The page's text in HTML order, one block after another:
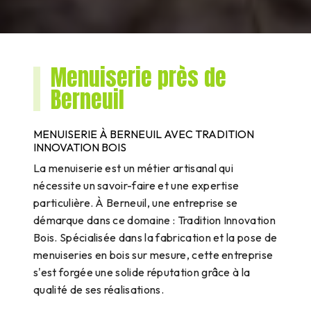
Menuiserie près de
Berneuil
MENUISERIE À BERNEUIL AVEC TRADITION
INNOVATION BOIS
La menuiserie est un métier artisanal qui
nécessite un savoir-faire et une expertise
particulière. À Berneuil, une entreprise se
démarque dans ce domaine : Tradition Innovation
Bois. Spécialisée dans la fabrication et la pose de
menuiseries en bois sur mesure, cette entreprise
s'est forgée une solide réputation grâce à la
qualité de ses réalisations.